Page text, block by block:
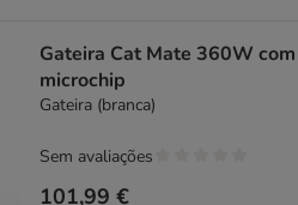
Gateira Cat Mate 360W com
microchip
Gateira (branca)
101,99 €
Sem avaliações